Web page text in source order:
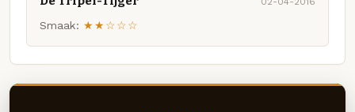
Smaak: ★★☆☆☆